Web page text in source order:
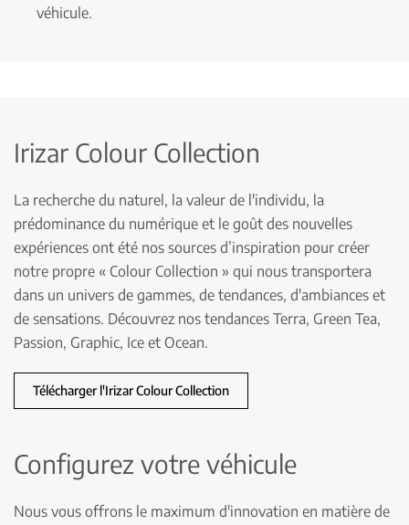
véhicule.
Irizar Colour Collection
La recherche du naturel, la valeur de l'individu, la
prédominance du numérique et le goût des nouvelles
expériences ont été nos sources d’inspiration pour créer
notre propre « Colour Collection » qui nous transportera
dans un univers de gammes, de tendances, d'ambiances et
de sensations. Découvrez nos tendances Terra, Green Tea,
Passion, Graphic, Ice et Ocean.
Télécharger l'Irizar Colour Collection
Configurez votre véhicule
Nous vous offrons le maximum d'innovation en matière de